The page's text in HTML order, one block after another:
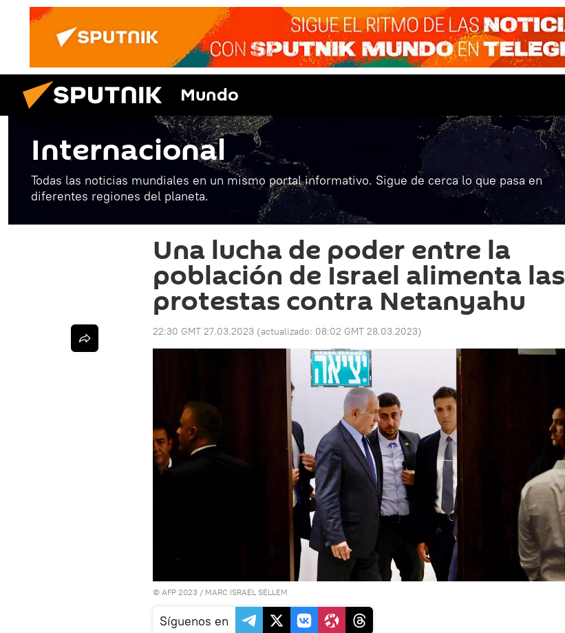
Mundo
Internacional
Todas las noticias mundiales en un mismo portal informativo. Sigue de cerca lo que pasa en
diferentes regiones del planeta.
Una lucha de poder entre la
población de Israel alimenta las
protestas contra Netanyahu
22:30 GMT 27.03.2023 (actualizado: 08:02 GMT 28.03.2023)
© AFP 2023 / MARC ISRAEL SELLEM
Síguenos en